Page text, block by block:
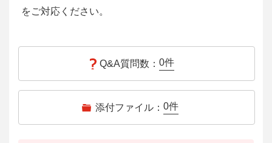
をご対応ください。
Q&A質問数： 0件
添付ファイル： 0件